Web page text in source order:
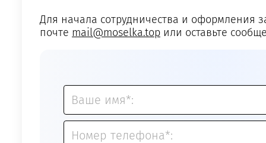
Для начала сотрудничества и оформления
почте mail@moselka.top или оставьте
Ваше имя*:
Номер телефона*: